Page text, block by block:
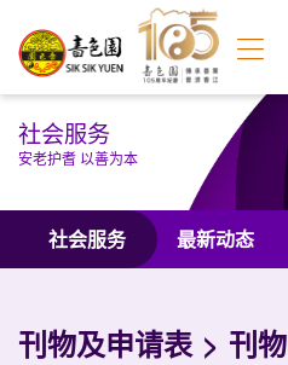
社会服务
安老护耆 以善为本
社会服务 最新动态
刊物及申请表 刊物